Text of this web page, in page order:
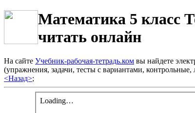
Математика 5 класс
читать онлайн
На сайте Учебник-рабочая-тетрадь.ком вы найдете
(упражнения, задачи, тесты с вариантами,
<Назад>;